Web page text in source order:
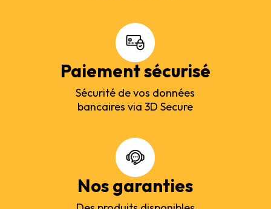
Paiement sécurisé
Sécurité de vos données
bancaires via 3D Secure
Nos garanties